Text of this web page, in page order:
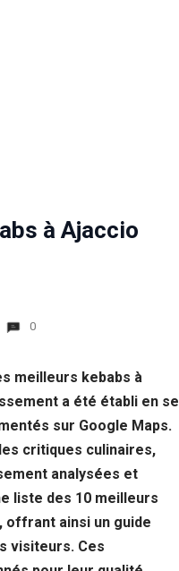
à Ajaccio
0
meilleurs kebabs à
a été établi en se
sur Google Maps.
critiques culinaires,
analysées et
liste des 10 meilleurs
offrant ainsi un guide
visiteurs. Ces